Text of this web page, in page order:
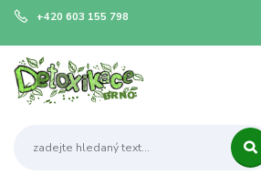
+420 603 155 798